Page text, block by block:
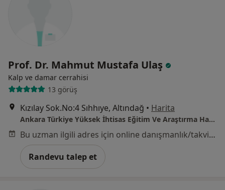
Prof. Dr. Mahmut Mustafa Ulaş
Kalp ve damar cerrahisi
13 görüş
Kızılay Sok.No:4 Sıhhıye, Altındağ • Harita
Ankara Türkiye Yüksek İhtisas Eğitim Ve Araştırma Hastanesi
Bu uzman ilgili adres için online danışmanlık/takvim sunmuyor.
Randevu talep et